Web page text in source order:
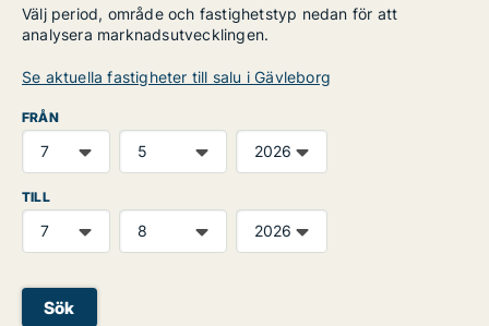
Välj period, område och fastighetstyp nedan för att
analysera marknadsutvecklingen.
Se aktuella fastigheter till salu i Gävleborg
FRÅN
TILL
Sök